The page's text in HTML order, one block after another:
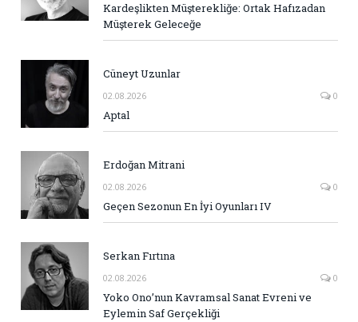
Kardeşlikten Müşterekliğe: Ortak Hafızadan
Müşterek Geleceğe
Cüneyt Uzunlar
02.08.2026 0
Aptal
Erdoğan Mitrani
02.08.2026 0
Geçen Sezonun En İyi Oyunları IV
Serkan Fırtına
02.08.2026 0
Yoko Ono’nun Kavramsal Sanat Evreni ve
Eylemin Saf Gerçekliği